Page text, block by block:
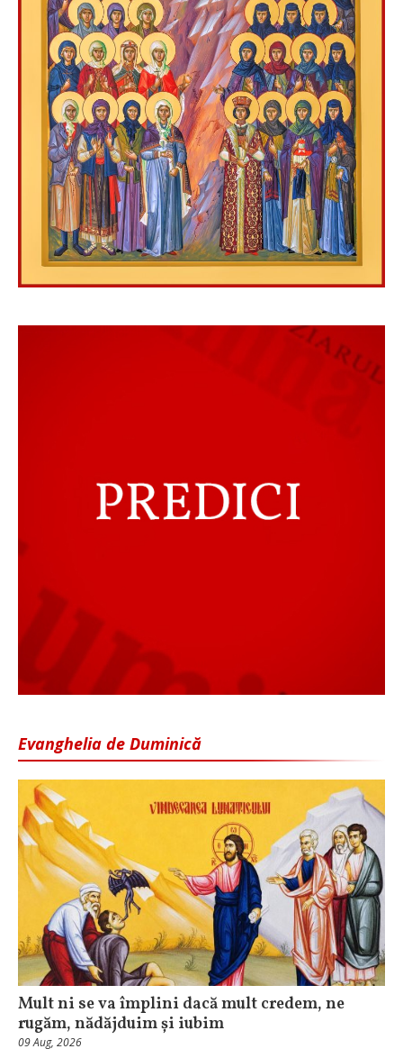
Evanghelia de Duminică
Mult ni se va împlini dacă mult credem, ne
rugăm, nădăjduim și iubim
09 Aug, 2026